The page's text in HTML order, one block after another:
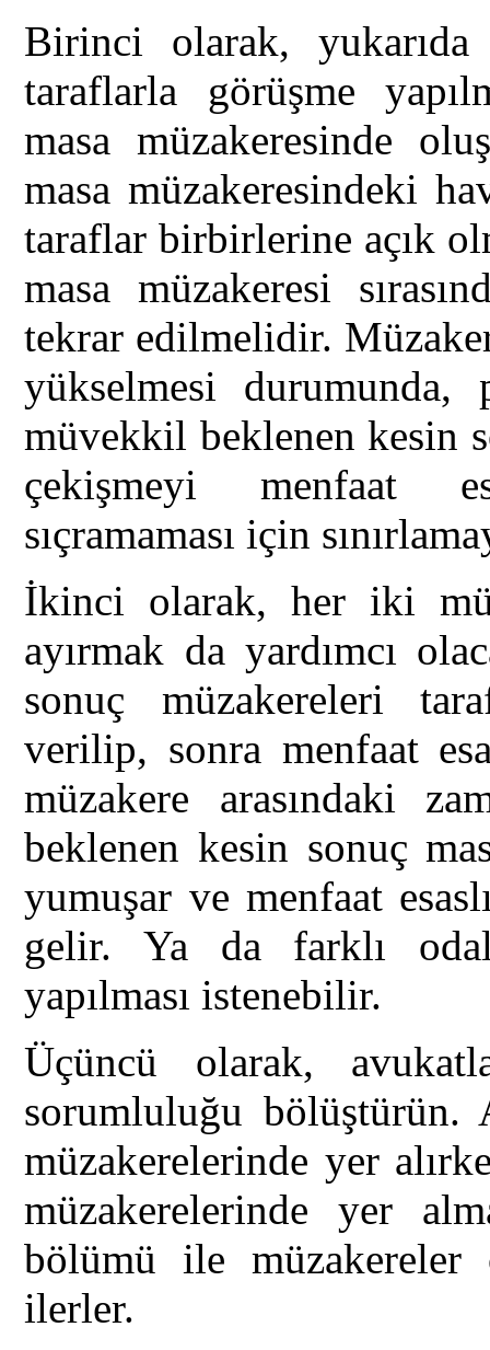
Birinci olarak,
taraflarla görüşme
masa müzakeresinde
masa müzakeresindeki
taraflar birbirlerine açık
masa müzakeresi
tekrar edilmelidir.
yükselmesi
müvekkil beklenen kesin
çekişmeyi menfaat
sıçramaması için
İkinci olarak, her iki
ayırmak da yardımcı
sonuç müzakereleri
verilip, sonra menfaat
müzakere arasındaki
beklenen kesin sonuç
yumuşar ve menfaat
gelir. Ya da farklı
yapılması istenebilir.
Üçüncü olarak,
sorumluluğu bölüştürün.
müzakerelerinde yer
müzakerelerinde yer
bölümü ile müzakereler
ilerler.